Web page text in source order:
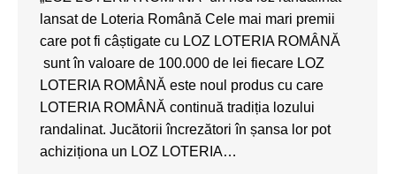
lansat de Loteria Română Cele mai mari premii
care pot fi câștigate cu LOZ LOTERIA ROMÂNĂ
sunt în valoare de 100.000 de lei fiecare LOZ
LOTERIA ROMÂNĂ este noul produs cu care
LOTERIA ROMÂNĂ continuă tradiția lozului
randalinat. Jucătorii încrezători în șansa lor pot
achiziționa un LOZ LOTERIA…